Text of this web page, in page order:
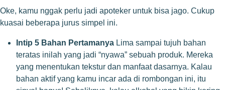
Oke, kamu nggak perlu jadi apoteker untuk bisa jago. Cukup
kuasai beberapa jurus simpel ini.
Intip 5 Bahan Pertamanya Lima sampai tujuh bahan
teratas inilah yang jadi “nyawa” sebuah produk. Mereka
yang menentukan tekstur dan manfaat dasarnya. Kalau
bahan aktif yang kamu incar ada di rombongan ini, itu